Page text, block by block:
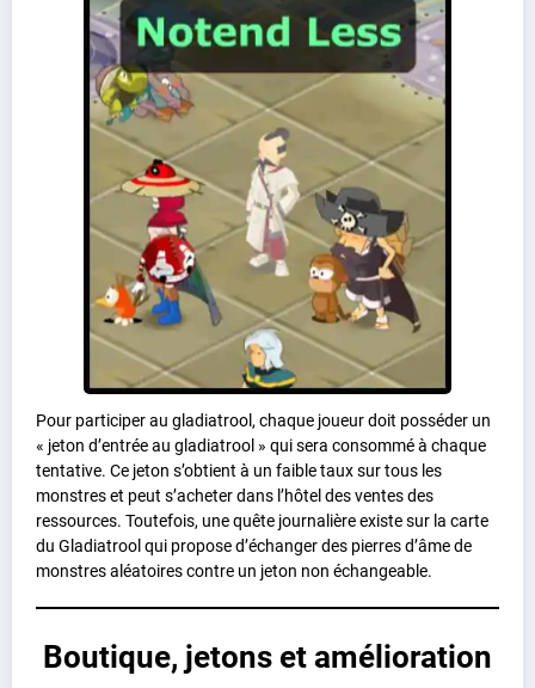
Pour participer au gladiatrool, chaque joueur doit posséder un
« jeton d’entrée au gladiatrool » qui sera consommé à chaque
tentative. Ce jeton s’obtient à un faible taux sur tous les
monstres et peut s’acheter dans l’hôtel des ventes des
ressources. Toutefois, une quête journalière existe sur la carte
du Gladiatrool qui propose d’échanger des pierres d’âme de
monstres aléatoires contre un jeton non échangeable.
Boutique, jetons et amélioration